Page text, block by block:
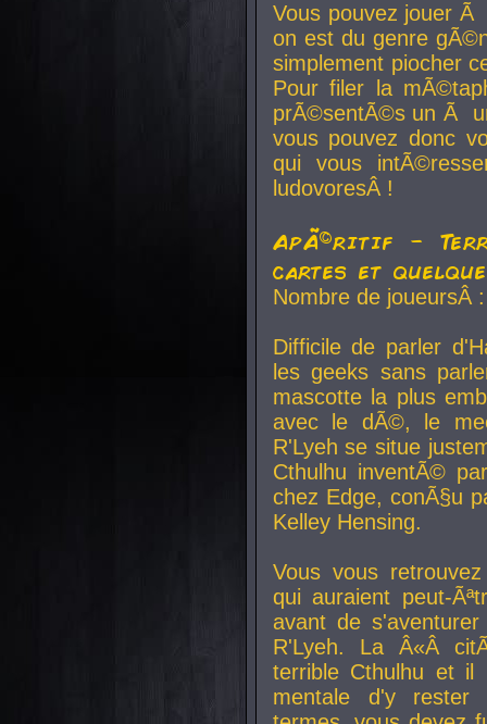
Vous pouvez jouer
on est du genre
simplement piocher
Pour filer la
prÃ©sentÃ©s un Ã
vous pouvez donc
qui vous
ludovoresÂ !
ApÃ©ritif -
cartes et
Nombre de
Difficile de parler
les geeks sans
mascotte la plus
avec le dÃ©, le
R'Lyeh se situe
Cthulhu inventÃ©
chez Edge, conÃ§u
Kelley Hensing.
Vous vous
qui auraient peut-
avant de
R'Lyeh. La Â«Â
terrible Cthulhu et
mentale d'y rester